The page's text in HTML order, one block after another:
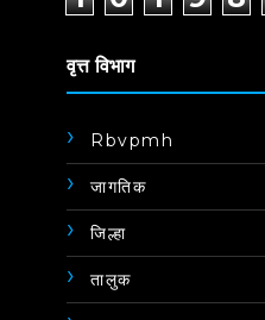
वृत्त विभाग
Rbvpmh
जागतिक
जिल्हा
तालुक